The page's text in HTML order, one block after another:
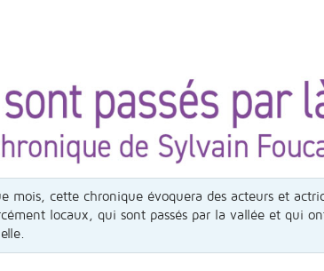
mois, cette chronique évoquera des acteurs et
locaux, qui sont passés par la vallée et qui